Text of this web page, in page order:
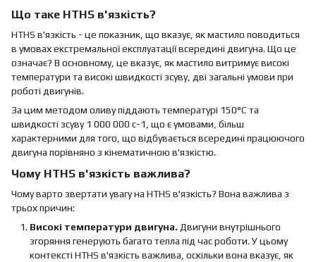
Що таке HTHS в'язкість?
HTHS в'язкість - це показник, що вказує, як мастило поводиться
в умовах екстремальної експлуатації всередині двигуна. Що це
означає? В основному, це вказує, як мастило витримує високі
температури та високі швидкості зсуву, дві загальні умови при
роботі двигунів.
За цим методом оливу піддають температурі 150°C та
швидкості зсуву 1 000 000 с-1, що є умовами, більш
характерними для того, що відбувається всередині працюючого
двигуна порівняно з кінематичною в'язкістю.
Чому HTHS в'язкість важлива?
Чому варто звертати увагу на HTHS в'язкість? Вона важлива з
трьох причин:
Високі температури двигуна. Двигуни внутрішнього
згоряння генерують багато тепла під час роботи. У цьому
контексті HTHS в'язкість важлива, оскільки вона вказує, як